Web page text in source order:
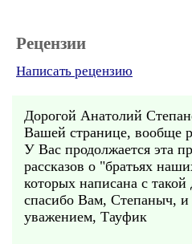
Рецензии
Написать рецензию
Дорогой Анатолий
Вашей странице, вообще
У Вас продолжается эта
рассказов о "братьях
которых написана с
спасибо Вам, Степаныч, и
уважением, Тауфик